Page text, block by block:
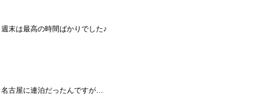
週末は最高の時間ばかりでした♪
名古屋に連泊だったんですが…